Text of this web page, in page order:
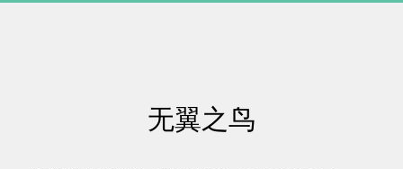
无翼之鸟